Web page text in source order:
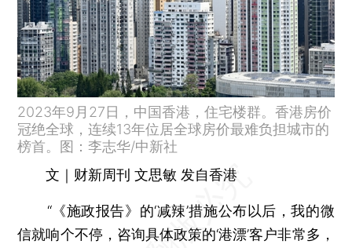
2023年9月27日，中国香港，住宅楼群。香港房价
冠绝全球，连续13年位居全球房价最难负担城市的
榜首。图：李志华/中新社
文｜财新周刊 文思敏 发自香港
“《施政报告》的‘减辣’措施公布以后，我的微
信就响个不停，咨询具体政策的‘港漂’客户非常多，